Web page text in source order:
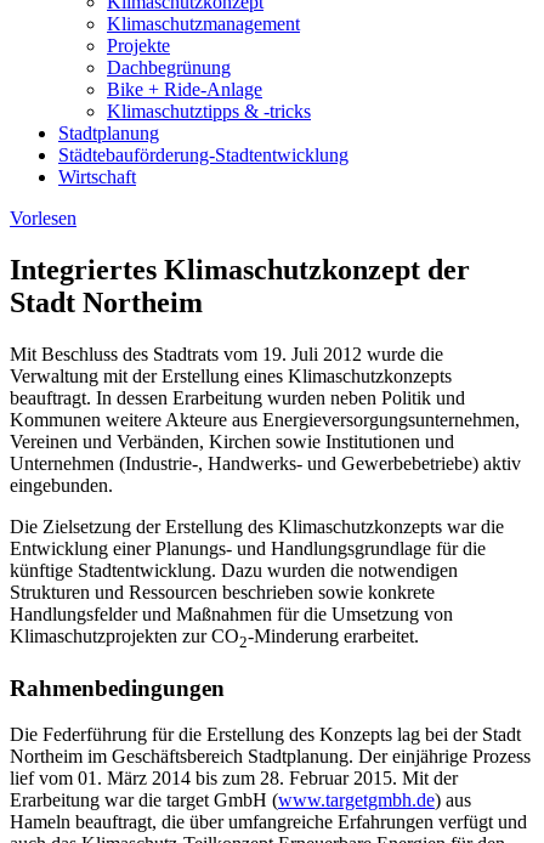
Klimaschutzmanagement
Projekte
Dachbegrünung
Bike + Ride-Anlage
Klimaschutztipps & -tricks
Stadtplanung
Städtebauförderung-Stadtentwicklung
Wirtschaft
Vorlesen
Integriertes Klimaschutzkonzept der
Stadt Northeim
Mit Beschluss des Stadtrats vom 19. Juli 2012 wurde die
Verwaltung mit der Erstellung eines Klimaschutzkonzepts
beauftragt. In dessen Erarbeitung wurden neben Politik und
Kommunen weitere Akteure aus Energieversorgungsunternehmen,
Vereinen und Verbänden, Kirchen sowie Institutionen und
Unternehmen (Industrie-, Handwerks- und Gewerbebetriebe) aktiv
eingebunden.
Die Zielsetzung der Erstellung des Klimaschutzkonzepts war die
Entwicklung einer Planungs- und Handlungsgrundlage für die
künftige Stadtentwicklung. Dazu wurden die notwendigen
Strukturen und Ressourcen beschrieben sowie konkrete
Handlungsfelder und Maßnahmen für die Umsetzung von
Klimaschutzprojekten zur CO2-Minderung erarbeitet.
Rahmenbedingungen
Die Federführung für die Erstellung des Konzepts lag bei der Stadt
Northeim im Geschäftsbereich Stadtplanung. Der einjährige Prozess
lief vom 01. März 2014 bis zum 28. Februar 2015. Mit der
Erarbeitung war die target GmbH (www.targetgmbh.de) aus
Hameln beauftragt, die über umfangreiche Erfahrungen verfügt und